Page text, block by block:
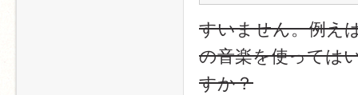
すいません。例え
の音楽を使っては
すか？